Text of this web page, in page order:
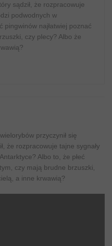
sądził, że rozpracowuje
podwodnych w
pingwinów najłatwiej poznać
czy plecy? Albo że
przyczynił się
że rozpracowuje tajne sygnały
Albo to, że płeć
czy mają brudne brzuszki,
a inne krwawią?